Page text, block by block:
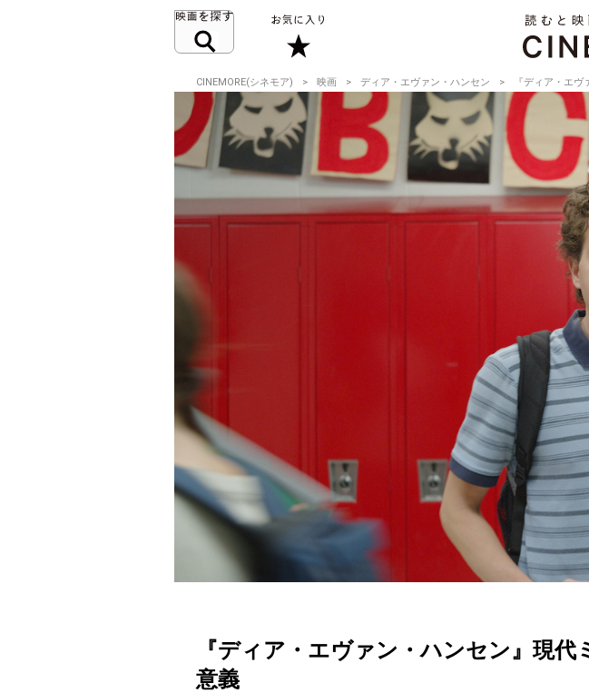
CINEMORE(シネモア) 映画 ディア・エヴァン・ハンセン 『ディア・エ
『ディア・エヴァン・ハンセン』現
意義